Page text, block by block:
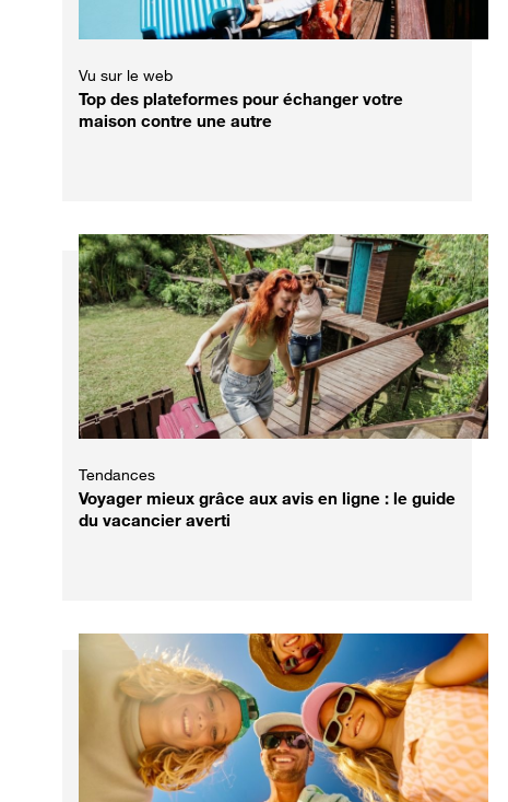
Vu sur le web
Top des plateformes pour échanger votre
maison contre une autre
Tendances
Voyager mieux grâce aux avis en ligne : le guide
du vacancier averti